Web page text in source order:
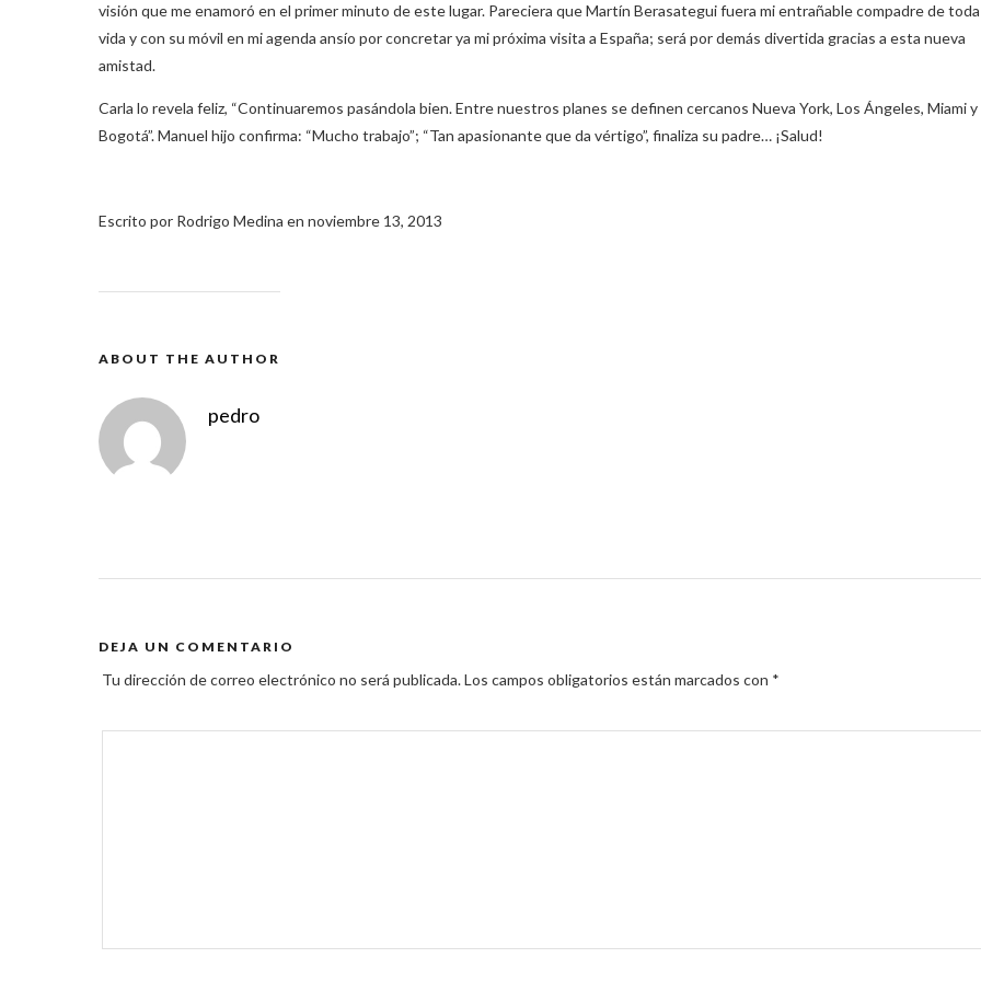
visión que me enamoró en el primer minuto de este lugar. Pareciera que Martín Berasategui fuera mi entrañable compadre de
vida y con su móvil en mi agenda ansío por concretar ya mi próxima visita a España; será por demás divertida gracias a esta nueva
amistad.
Carla lo revela feliz, “Continuaremos pasándola bien. Entre nuestros planes se definen cercanos Nueva York, Los Ángeles, Miami y
Bogotá”. Manuel hijo confirma: “Mucho trabajo”; “Tan apasionante que da vértigo”, finaliza su padre… ¡Salud!
Escrito por Rodrigo Medina en noviembre 13, 2013
ABOUT THE AUTHOR
pedro
DEJA UN COMENTARIO
Tu dirección de correo electrónico no será publicada.Los campos obligatorios están marcados con *